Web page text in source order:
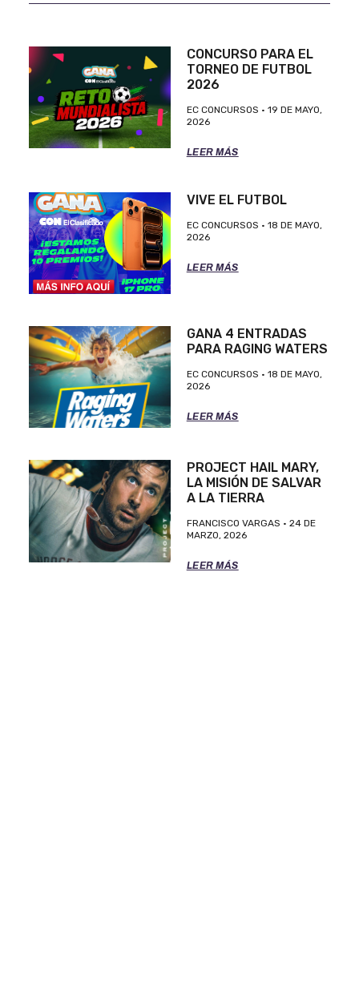
CONCURSO PARA EL
TORNEO DE FUTBOL
2026
EC CONCURSOS
19 DE MAYO,
2026
LEER MÁS
VIVE EL FUTBOL
EC CONCURSOS
18 DE MAYO,
2026
LEER MÁS
GANA 4 ENTRADAS
PARA RAGING WATERS
EC CONCURSOS
18 DE MAYO,
2026
LEER MÁS
PROJECT HAIL MARY,
LA MISIÓN DE SALVAR
A LA TIERRA
FRANCISCO VARGAS
24 DE
MARZO, 2026
LEER MÁS